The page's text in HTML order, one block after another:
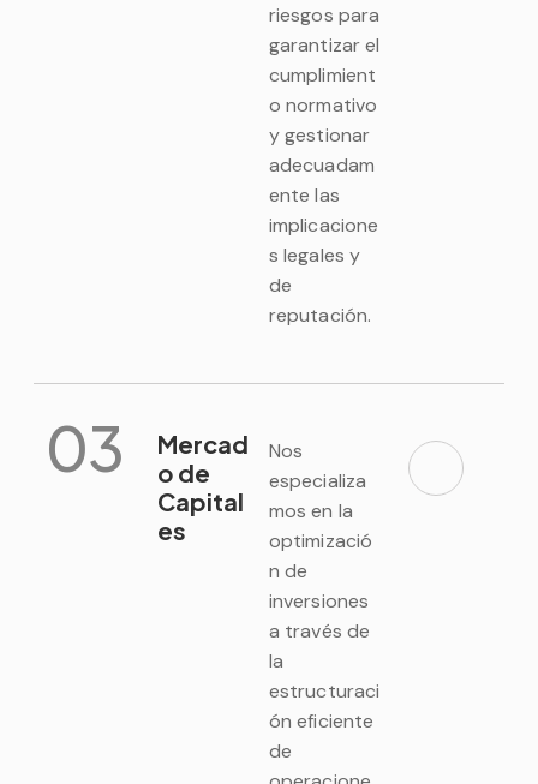
riesgos para
garantizar el
cumplimient
o normativo
y gestionar
adecuadam
ente las
implicacione
s legales y
de
reputación.
03
Mercad
o de
Capital
es
Nos
especializa
mos en la
optimizació
n de
inversiones
a través de
la
estructuraci
ón eficiente
de